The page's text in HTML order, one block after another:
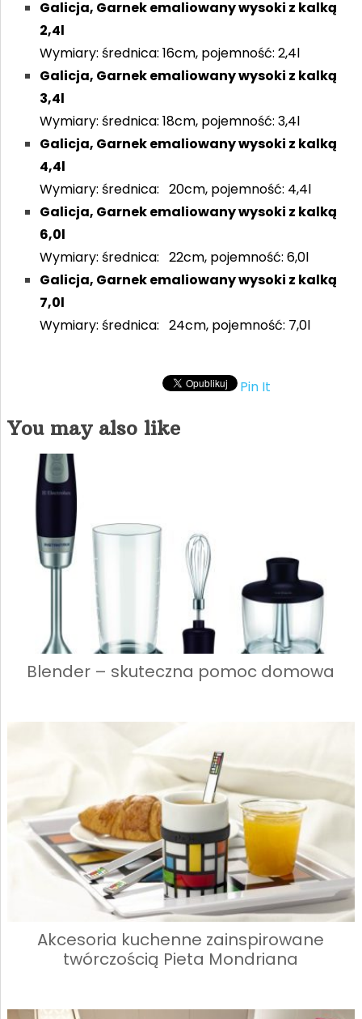
Galicja, Garnek emaliowany wysoki z kalką
2,4l
Wymiary: średnica: 16cm, pojemność: 2,4l
Galicja, Garnek emaliowany wysoki z kalką
3,4l
Wymiary: średnica: 18cm, pojemność: 3,4l
Galicja, Garnek emaliowany wysoki z kalką
4,4l
Wymiary: średnica: 20cm, pojemność: 4,4l
Galicja, Garnek emaliowany wysoki z kalką
6,0l
Wymiary: średnica: 22cm, pojemność: 6,0l
Galicja, Garnek emaliowany wysoki z kalką
7,0l
Wymiary: średnica: 24cm, pojemność: 7,0l
Pin It
You may also like
Blender – skuteczna pomoc domowa
Akcesoria kuchenne zainspirowane
twórczością Pieta Mondriana